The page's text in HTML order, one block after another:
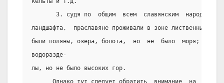
3. судя по  общим  всем  славянским  народам
ландшафта,  праславяне проживали в зоне лиственных
были поляны, озера, болота,  но  не  было  моря;  где
водоразде-
лы, но не было высоких гор.
Однако тут следует обратить  внимание  на  то,